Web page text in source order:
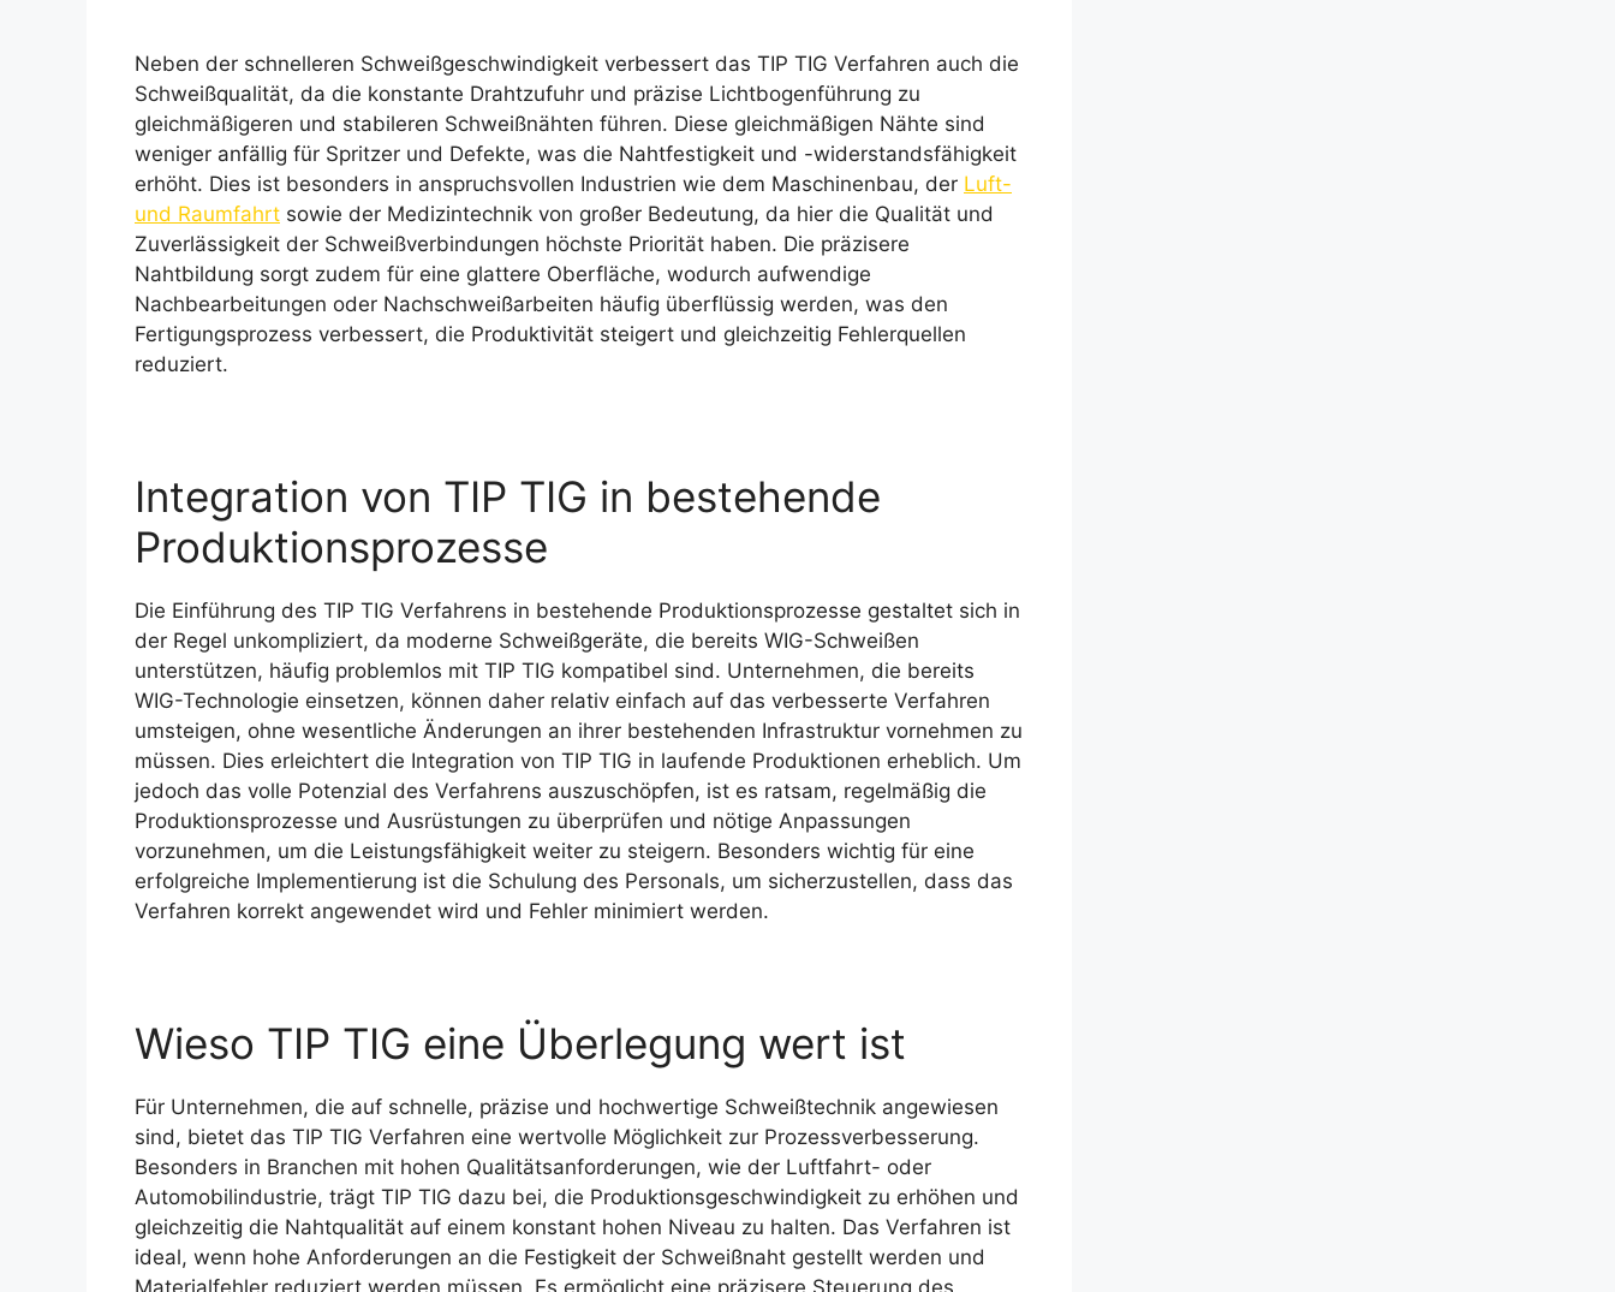
Neben der schnelleren Schweißgeschwindigkeit verbessert das TIP TIG Verfahren auch die
Schweißqualität, da die konstante Drahtzufuhr und präzise Lichtbogenführung zu
gleichmäßigeren und stabileren Schweißnähten führen. Diese gleichmäßigen Nähte sind
weniger anfällig für Spritzer und Defekte, was die Nahtfestigkeit und -widerstandsfähigkeit
erhöht. Dies ist besonders in anspruchsvollen Industrien wie dem Maschinenbau, der Luft-
und Raumfahrt sowie der Medizintechnik von großer Bedeutung, da hier die Qualität und
Zuverlässigkeit der Schweißverbindungen höchste Priorität haben. Die präzisere
Nahtbildung sorgt zudem für eine glattere Oberfläche, wodurch aufwendige
Nachbearbeitungen oder Nachschweißarbeiten häufig überflüssig werden, was den
Fertigungsprozess verbessert, die Produktivität steigert und gleichzeitig Fehlerquellen
reduziert.
Integration von TIP TIG in bestehende
Produktionsprozesse
Die Einführung des TIP TIG Verfahrens in bestehende Produktionsprozesse gestaltet sich in
der Regel unkompliziert, da moderne Schweißgeräte, die bereits WIG-Schweißen
unterstützen, häufig problemlos mit TIP TIG kompatibel sind. Unternehmen, die bereits
WIG-Technologie einsetzen, können daher relativ einfach auf das verbesserte Verfahren
umsteigen, ohne wesentliche Änderungen an ihrer bestehenden Infrastruktur vornehmen zu
müssen. Dies erleichtert die Integration von TIP TIG in laufende Produktionen erheblich. Um
jedoch das volle Potenzial des Verfahrens auszuschöpfen, ist es ratsam, regelmäßig die
Produktionsprozesse und Ausrüstungen zu überprüfen und nötige Anpassungen
vorzunehmen, um die Leistungsfähigkeit weiter zu steigern. Besonders wichtig für eine
erfolgreiche Implementierung ist die Schulung des Personals, um sicherzustellen, dass das
Verfahren korrekt angewendet wird und Fehler minimiert werden.
Wieso TIP TIG eine Überlegung wert ist
Für Unternehmen, die auf schnelle, präzise und hochwertige Schweißtechnik angewiesen
sind, bietet das TIP TIG Verfahren eine wertvolle Möglichkeit zur Prozessverbesserung.
Besonders in Branchen mit hohen Qualitätsanforderungen, wie der Luftfahrt- oder
Automobilindustrie, trägt TIP TIG dazu bei, die Produktionsgeschwindigkeit zu erhöhen und
gleichzeitig die Nahtqualität auf einem konstant hohen Niveau zu halten. Das Verfahren ist
ideal, wenn hohe Anforderungen an die Festigkeit der Schweißnaht gestellt werden und